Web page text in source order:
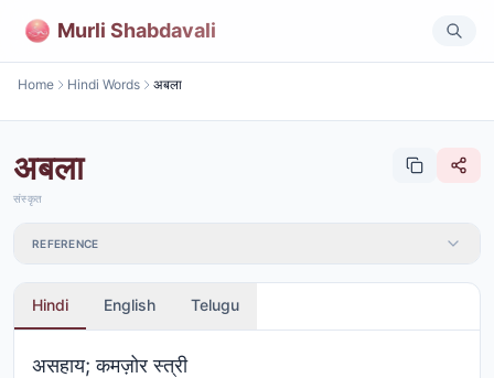
Murli Shabdavali
Home Hindi Words अबला
अबला
संस्कृत
REFERENCE
Hindi English Telugu
असहाय; कमज़ोर स्त्री